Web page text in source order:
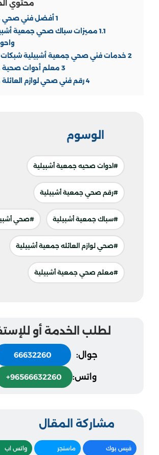
محتوي
1 أفضل فني صحي
1.1 مميزات سباك صحي جمعية
2 خدمات فني صحي جمعية أشبيلية
3 معلم أدوات صحية
4 رقم فني صحي لوازم
الوسوم
#ادوات صحيه جمعية أشبيلية
#رقم صحي جمعية أشبيلية
#سباك جمعية أشبيلية #صحي
#صحي لوازم العائله جمعية أشبيلية
#معلم صحي جمعية أشبيلية
لطلب الخدمة أو
جوال: 66632260
واتس: +96566632260
مشاركة المقال
فيس بوك ماسنجر واتس اب